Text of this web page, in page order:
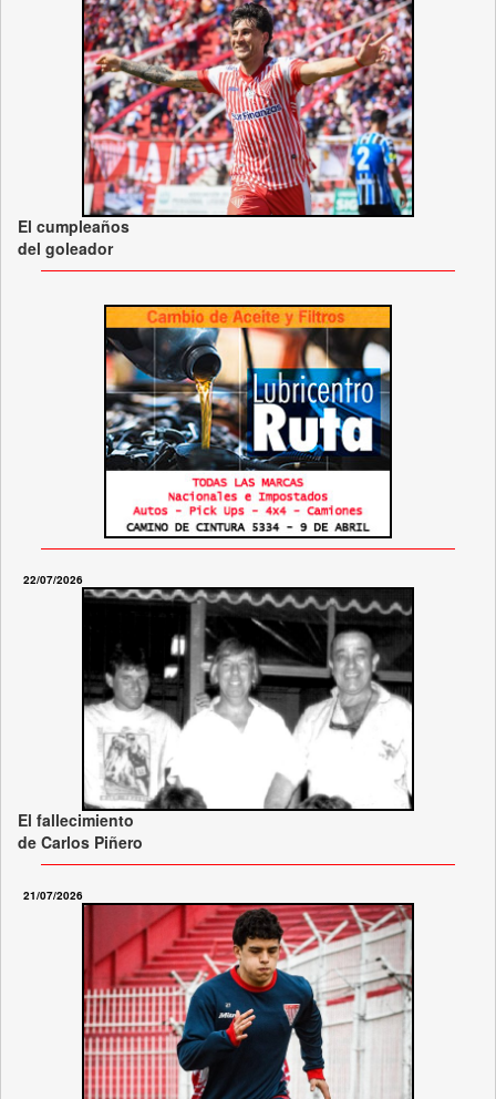
El cumpleaños
del goleador
22/07/2026
El fallecimiento
de Carlos Piñero
21/07/2026